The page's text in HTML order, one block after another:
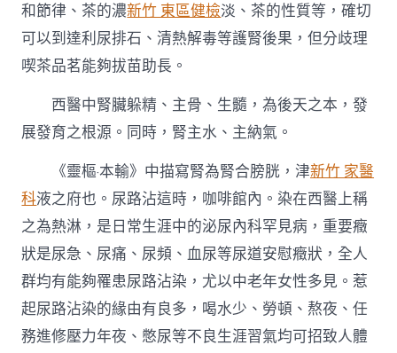
和節律、茶的濃新竹 東區健檢淡、茶的性質等，確切
可以到達利尿排石、清熱解毒等護腎後果，但分歧理
喫茶品茗能夠拔苗助長。
西醫中腎臟躲精、主骨、生髓，為後天之本，發
展發育之根源。同時，腎主水、主納氣。
《靈樞·本輸》中描寫腎為腎合膀胱，津新竹 家醫
科液之府也。尿路沾這時，咖啡館內。染在西醫上稱
之為熱淋，是日常生涯中的泌尿內科罕見病，重要癥
狀是尿急、尿痛、尿頻、血尿等尿道安慰癥狀，全人
群均有能夠罹患尿路沾染，尤以中老年女性多見。惹
起尿路沾染的緣由有良多，喝水少、勞頓、熬夜、任
務進修壓力年夜、憋尿等不良生涯習氣均可招致人體